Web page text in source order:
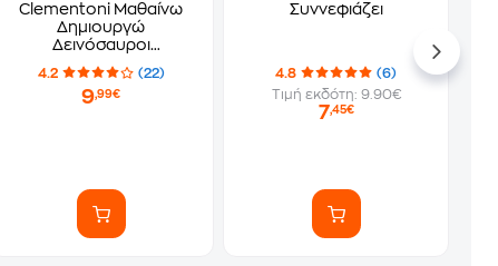
Clementoni Μαθαίνω
Δημιουργώ
Δεινόσαυροι
Τυραννόσαυρος
4.2 (22)
9,99€
Συννεφιάζει
4.8
(6)
Τιμή εκδότη: 9.90€
7,45€